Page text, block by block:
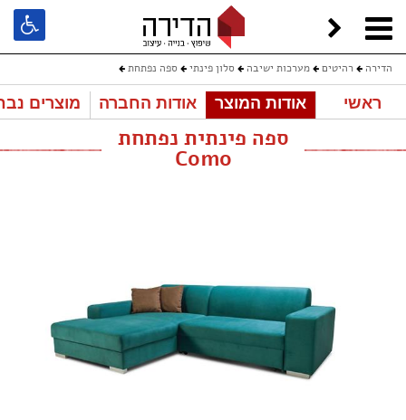
הדירה רהיטים מערכות ישיבה סלון פינתי ספה נפתחת
ספה פינתית נפתחת Como
ראשי אודות המוצר אודות החברה מוצרים
ספה פינתית נפתחת
Como